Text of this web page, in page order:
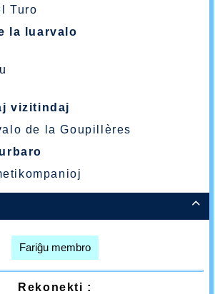
Turo
la luarvalo
vizitindaj
de la Goupillères

Fariĝu membro
Rekonekti :